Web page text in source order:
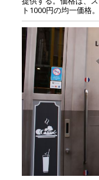
ト1000円の均一価格